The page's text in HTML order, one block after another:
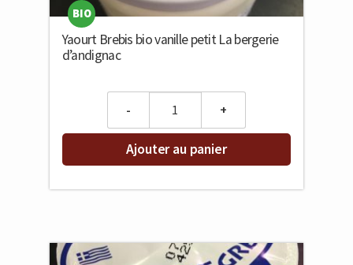
Yaourt Brebis bio vanille petit La bergerie
d’andignac
BIO
Ajouter au panier